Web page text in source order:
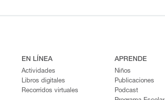
EN LÍNEA
Actividades
Libros digitales
Recorridos virtuales
APRENDE
Niños
Publicaciones
Podcast